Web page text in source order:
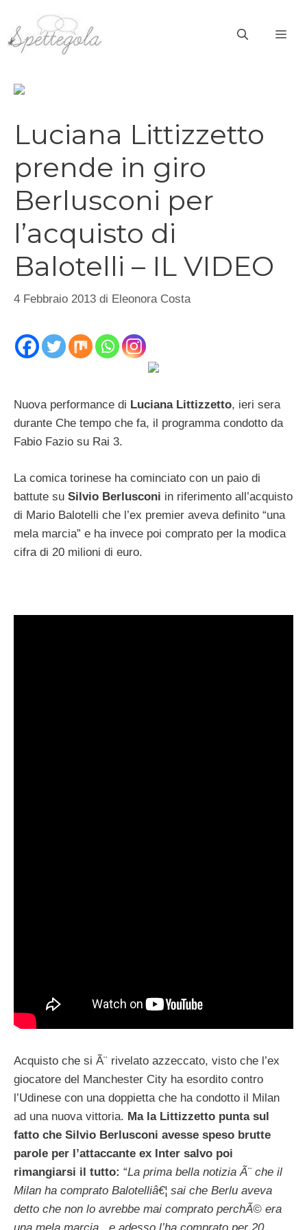
contenuto
Luciana Littizzetto
prende in giro
Berlusconi per
l’acquisto di
Balotelli – IL VIDEO
4 Febbraio 2013 di Eleonora Costa
Nuova performance di Luciana Littizzetto, ieri sera
durante Che tempo che fa, il programma condotto da
Fabio Fazio su Rai 3.
La comica torinese ha cominciato con un paio di
battute su Silvio Berlusconi in riferimento all’acquisto
di Mario Balotelli che l’ex premier aveva definito “una
mela marcia” e ha invece poi comprato per la modica
cifra di 20 milioni di euro.
Acquisto che si Ã¨ rivelato azzeccato, visto che l’ex
giocatore del Manchester City ha esordito contro
l’Udinese con una doppietta che ha condotto il Milan
ad una nuova vittoria. Ma la Littizzetto punta sul
fatto che Silvio Berlusconi avesse speso brutte
parole per l’attaccante ex Inter salvo poi
rimangiarsi il tutto: “La prima bella notizia Ã¨ che il
Milan ha comprato Balotelliâ€¦ sai che Berlu aveva
detto che non lo avrebbe mai comprato perchÃ© era